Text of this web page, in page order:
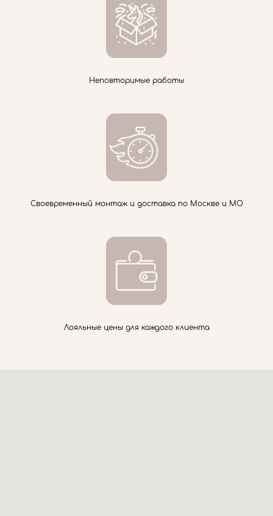
Неповторимые работы
Своевременный монтаж и доставка по Москве и МО
Лояльные цены для каждого клиента